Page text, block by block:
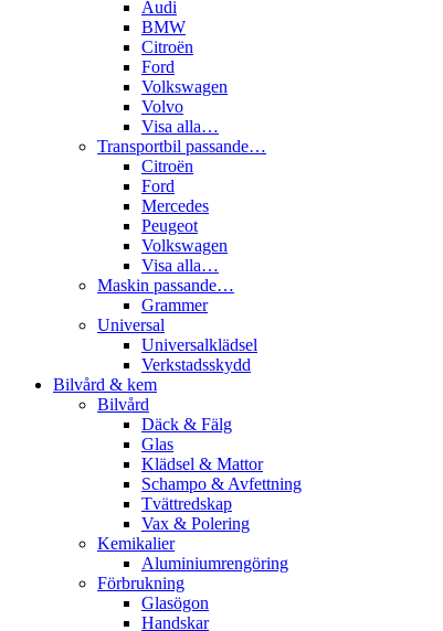
Audi
BMW
Citroën
Ford
Volkswagen
Volvo
Visa alla…
Transportbil passande…
Citroën
Ford
Mercedes
Peugeot
Volkswagen
Visa alla…
Maskin passande…
Grammer
Universal
Universalklädsel
Verkstadsskydd
Bilvård & kem
Bilvård
Däck & Fälg
Glas
Klädsel & Mattor
Schampo & Avfettning
Tvättredskap
Vax & Polering
Kemikalier
Aluminiumrengöring
Förbrukning
Glasögon
Handskar